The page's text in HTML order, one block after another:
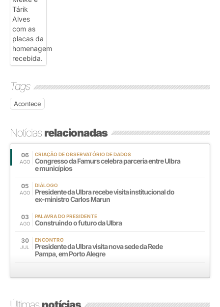
Tags
Acontece
Notíciasrelacionadas
06
AGO
CRIAÇÃO DE OBSERVATÓRIO DE DADOS
Congresso da Famurs celebra parceria entre Ulbra
e municípios
05
AGO
DIÁLOGO
Presidente da Ulbra recebe visita institucional do
ex-ministro Carlos Marun
03
AGO
PALAVRA DO PRESIDENTE
Construindo o futuro da Ulbra
30
JUL
ENCONTRO
Presidente da Ulbra visita nova sede da Rede
Pampa, em Porto Alegre